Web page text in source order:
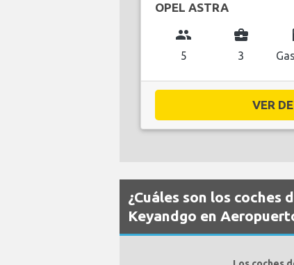
OPEL ASTRA
group
5
business_center
3
VER
¿Cuáles son los coches
Keyandgo en